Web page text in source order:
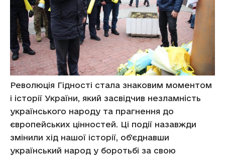
Революція Гідності стала знаковим моментом
і історії України, який засвідчив незламність
українського народу та прагнення до
європейських цінностей. Ці події назавжди
змінили хід нашої історії, об’єднавши
український народ у боротьбі за свою